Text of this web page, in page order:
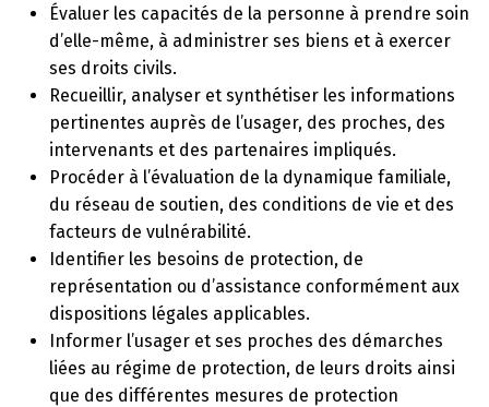
Évaluer les capacités de la personne à prendre soin
d’elle-même, à administrer ses biens et à exercer
ses droits civils.
Recueillir, analyser et synthétiser les informations
pertinentes auprès de l’usager, des proches, des
intervenants et des partenaires impliqués.
Procéder à l’évaluation de la dynamique familiale,
du réseau de soutien, des conditions de vie et des
facteurs de vulnérabilité.
Identifier les besoins de protection, de
représentation ou d’assistance conformément aux
dispositions légales applicables.
Informer l’usager et ses proches des démarches
liées au régime de protection, de leurs droits ainsi
que des différentes mesures de protection